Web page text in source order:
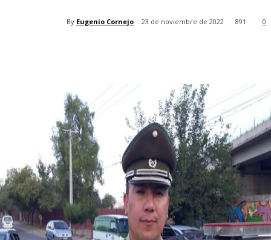
By Eugenio Cornejo 23 de noviembre de 2022 0
891